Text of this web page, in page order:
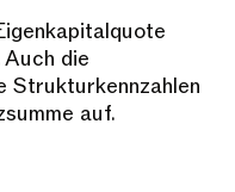
die
Strukturkennzahlen
auf.